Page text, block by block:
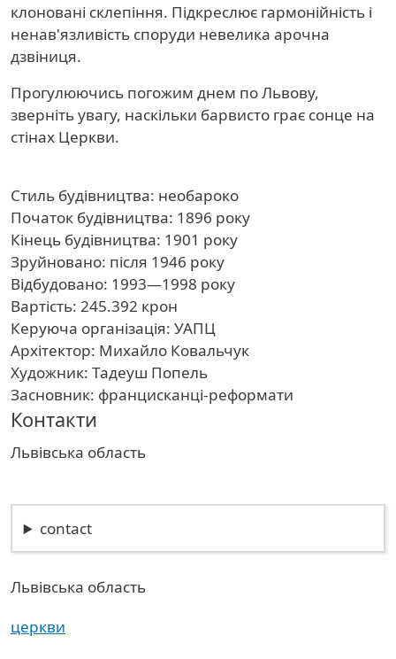
клоновані склепіння. Підкреслює гармонійність і
ненав'язливість споруди невелика арочна
дзвіниця.
Прогулюючись погожим днем ​​по Львову,
зверніть увагу, наскільки барвисто грає сонце на
стінах Церкви.
Стиль будівництва: необароко
Початок будівництва: 1896 року
Кінець будівництва: 1901 року
Зруйновано: після 1946 року
Відбудовано: 1993—1998 року
Вартість: 245.392 крон
Керуюча організація: УАПЦ
Архітектор: Михайло Ковальчук
Художник: Тадеуш Попель
Засновник: францисканці-реформати
Контакти
Область
Львівська область
contact
Львівська область
церкви